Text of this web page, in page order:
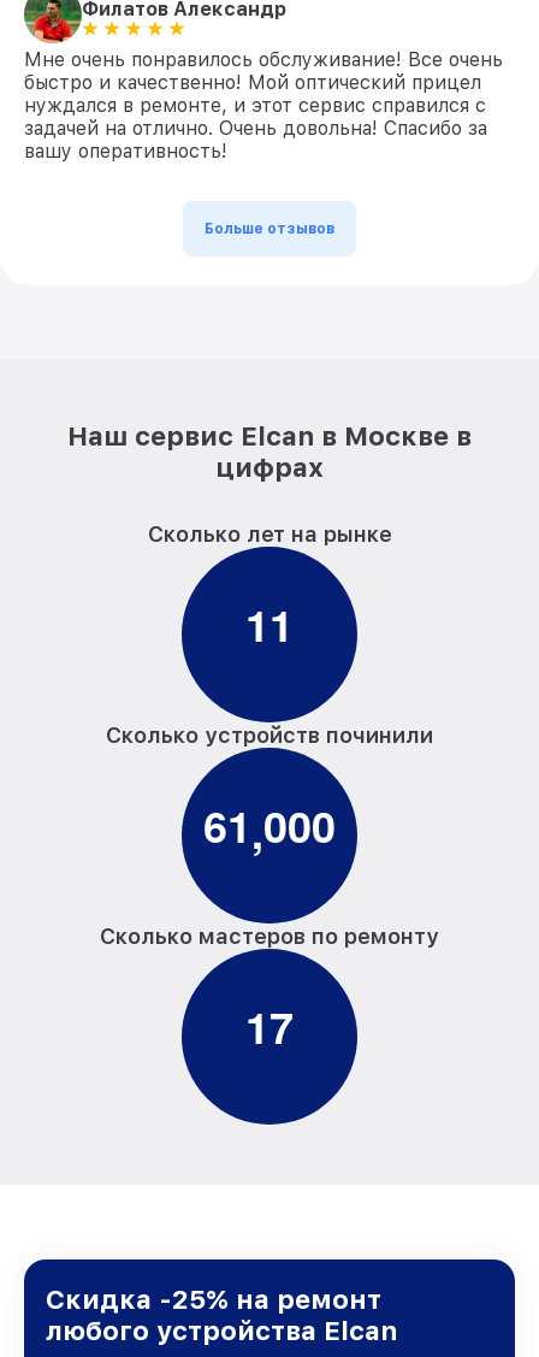
Филатов Александр
Мне очень понравилось обслуживание! Все очень
быстро и качественно! Мой оптический прицел
нуждался в ремонте, и этот сервис справился с
задачей на отлично. Очень довольна! Спасибо за
вашу оперативность!
Больше отзывов
Наш сервис Elcan в Москве в
цифрах
Сколько лет на рынке
11
Сколько устройств починили
61,000
Сколько мастеров по ремонту
17
Скидка -25% на ремонт
любого устройства Elcan